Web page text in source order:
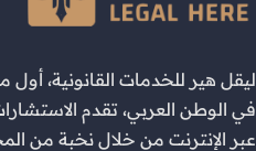
ليقل هير للخدمات القانونية،
في الوطن العربي، تقدم
عبر الإنترنت من خلال نخبة من